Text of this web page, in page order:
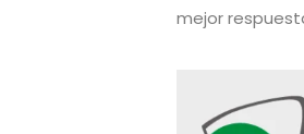
mejor